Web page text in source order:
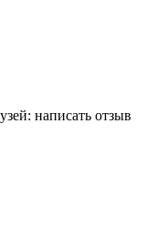
написать отзыв